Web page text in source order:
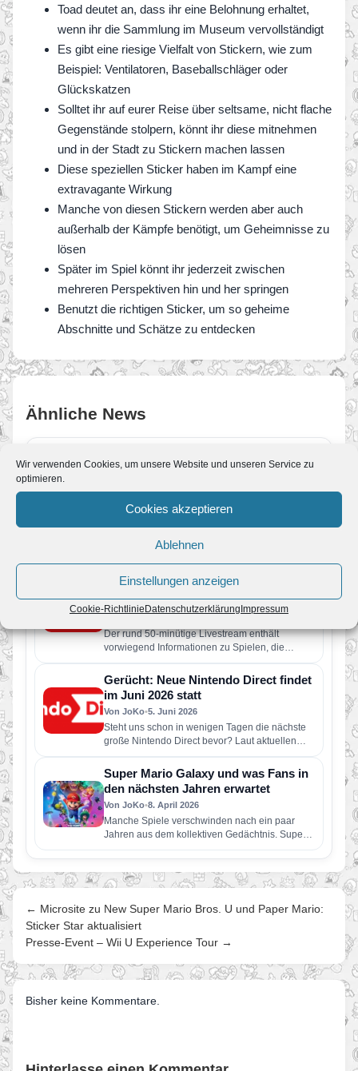
Wir verwenden Cookies, um unsere Website und unseren Service zu
optimieren.
Cookies akzeptieren
Ablehnen
Einstellungen anzeigen
Cookie-RichtlinieDatenschutzerklärungImpressum
Toad deutet an, dass ihr eine Belohnung erhaltet,
wenn ihr die Sammlung im Museum vervollständigt
Es gibt eine riesige Vielfalt von Stickern, wie zum
Beispiel: Ventilatoren, Baseballschläger oder
Glückskatzen
Solltet ihr auf eurer Reise über seltsame, nicht flache
Gegenstände stolpern, könnt ihr diese mitnehmen
und in der Stadt zu Stickern machen lassen
Diese speziellen Sticker haben im Kampf eine
extravagante Wirkung
Manche von diesen Stickern werden aber auch
außerhalb der Kämpfe benötigt, um Geheimnisse zu
lösen
Später im Spiel könnt ihr jederzeit zwischen
mehreren Perspektiven hin und her springen
Benutzt die richtigen Sticker, um so geheime
Abschnitte und Schätze zu entdecken
Ähnliche News
Nintendo Classics: Vier neue Retro-
Land kehrt zurück
Von JoKo•11. Juli 2026
Der Nintendo Classics-Katalog wurde um vier
weitere Retro-Klassiker erweitert. Neu verfügbar
sind die folgenden Spiele: Wario Land: Super…
Direct erscheint am Dienstag, den 9.
Juni
Der rund 50-minütige Livestream enthält
vorwiegend Informationen zu Spielen, die
dieses Jahr für Nintendo Switch 2 und Nintendo
Switch erscheinen…
Gerücht: Neue Nintendo Direct findet
im Juni 2026 statt
Von JoKo•5. Juni 2026
Steht uns schon in wenigen Tagen die nächste
große Nintendo Direct bevor? Laut aktuellen
Berichten soll Nintendo bereits…
Super Mario Galaxy und was Fans in
den nächsten Jahren erwartet
Von JoKo•8. April 2026
Manche Spiele verschwinden nach ein paar
Jahren aus dem kollektiven Gedächtnis. Super
Mario Galaxy nicht. Erschienen im November…
← Microsite zu New Super Mario Bros. U und Paper Mario:
Sticker Star aktualisiert
Presse-Event – Wii U Experience Tour →
Bisher keine Kommentare.